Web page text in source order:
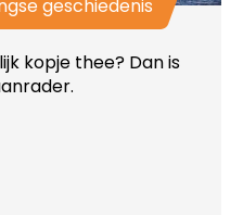
geschiedenis
kopje thee? Dan is